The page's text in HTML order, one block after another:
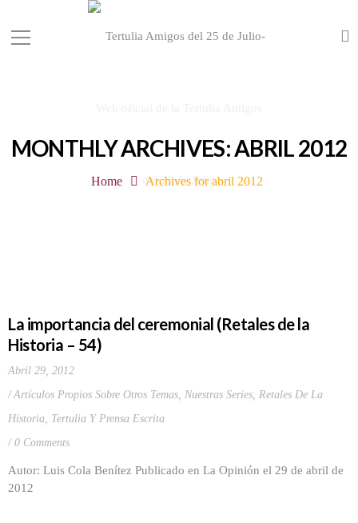
MONTHLY ARCHIVES: ABRIL 2012
Home Archives for abril 2012
La importancia del ceremonial (Retales de la
Historia – 54)
Abril 29, 2012
Artículos Propios Sobre Otros Temas, Nuestras Series, Retales De La
Historia, Tertulia Y Prensa Escrita
0 Comments
Autor: Luis Cola Benítez Publicado en La Opinión el 29 de abril de
2012